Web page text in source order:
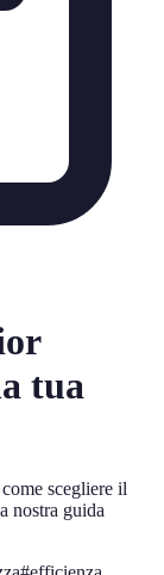
tua
scegliere il
nostra guida